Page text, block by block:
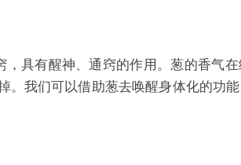
具有醒神、通窍的作用。葱的香气在
。我们可以借助葱去唤醒身体化的功